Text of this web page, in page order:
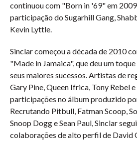
continuou com "Born in '69" em
participação do Sugarhill Gang,
Kevin Lyttle.
Sinclar começou a década de 2010
"Made in Jamaica", que deu um
seus maiores sucessos. Artistas de
Gary Pine, Queen Ifrica, Tony Rebel
participações no álbum produzido
Recrutando Pitbull, Fatman Scoop,
Snoop Dogg e Sean Paul, Sinclar
colaborações de alto perfil de David